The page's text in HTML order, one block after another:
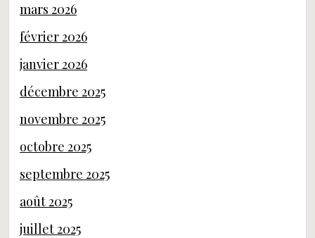
mars 2026
février 2026
janvier 2026
décembre 2025
novembre 2025
octobre 2025
septembre 2025
août 2025
juillet 2025